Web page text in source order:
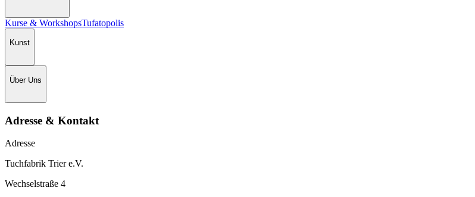
Kurse & WorkshopsTufatopolis
Kunst
Über Uns
Adresse & Kontakt
Adresse
Tuchfabrik Trier e.V.
Wechselstraße 4